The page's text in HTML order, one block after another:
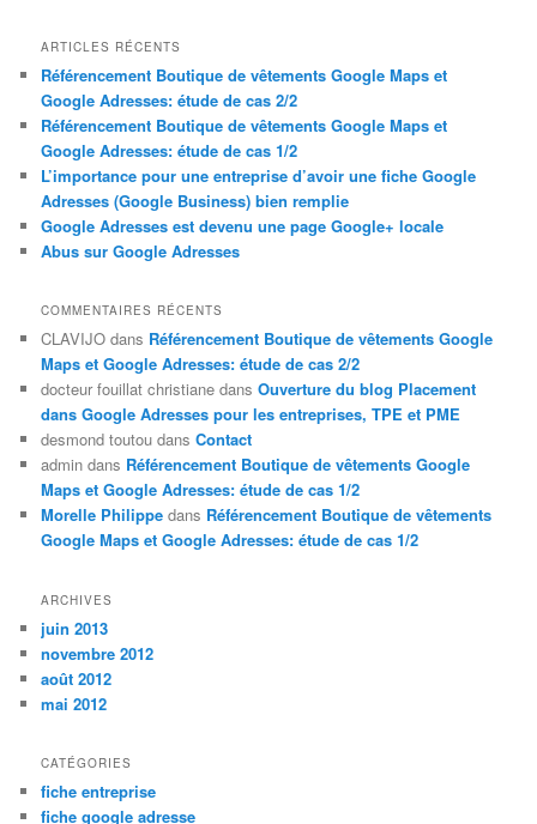
ARTICLES RÉCENTS
Référencement Boutique de vêtements Google Maps et
Google Adresses: étude de cas 2/2
Référencement Boutique de vêtements Google Maps et
Google Adresses: étude de cas 1/2
L’importance pour une entreprise d’avoir une fiche Google
Adresses (Google Business) bien remplie
Google Adresses est devenu une page Google+ locale
Abus sur Google Adresses
COMMENTAIRES RÉCENTS
CLAVIJO dans Référencement Boutique de vêtements Google
Maps et Google Adresses: étude de cas 2/2
docteur fouillat christiane dansOuverture du blog Placement
dans Google Adresses pour les entreprises, TPE et PME
desmond toutou dansContact
admin dans Référencement Boutique de vêtements Google
Maps et Google Adresses: étude de cas 1/2
Morelle Philippe dans Référencement Boutique de vêtements
Google Maps et Google Adresses: étude de cas 1/2
ARCHIVES
juin 2013
novembre 2012
août 2012
mai 2012
CATÉGORIES
fiche entreprise
fiche google adresse